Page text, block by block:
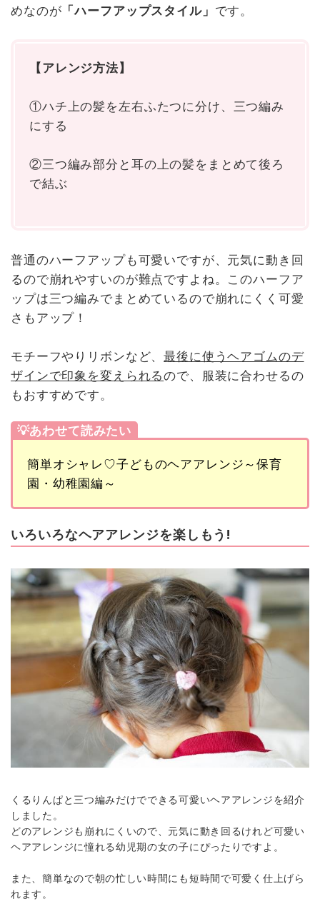
めなのが 「ハーフアップスタイル」 です。
【アレンジ方法】
①ハチ上の髪を左右ふたつに分け、三つ編み
にする
②三つ編み部分と耳の上の髪をまとめて後ろ
で結ぶ
普通のハーフアップも可愛いですが、元気に動き回
るので崩れやすいのが難点ですよね。このハーフア
ップは三つ編みでまとめているので崩れにくく可愛
さもアップ！
モチーフやりリボンなど、最後に使うヘアゴムのデ
ザインで印象を変えられるので、服装に合わせるの
もおすすめです。
💡あわせて読みたい
簡単オシャレ♡子どものヘアアレンジ～保育
園・幼稚園編～
いろいろなヘアアレンジを楽しもう!
くるりんぱと三つ編みだけでできる可愛いヘアアレンジを紹介
しました。
どのアレンジも崩れにくいので、元気に動き回るけれど可愛い
ヘアアレンジに憧れる幼児期の女の子にぴったりですよ。
また、簡単なので朝の忙しい時間にも短時間で可愛く仕上げら
れます。